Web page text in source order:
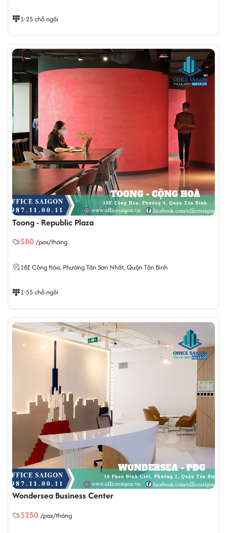
1-25 chỗ ngồi
Toong - Republic Plaza
$80/pax/tháng
18E Công Hòa, Phường Tân Sơn Nhất, Quận Tân Bình
1-55 chỗ ngồi
Wondersea Business Center
$250/pax/tháng